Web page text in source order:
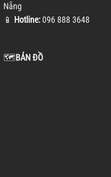
Nẵng
📱 Hotline: 096 888 3648
🗺️BẢN ĐỒ